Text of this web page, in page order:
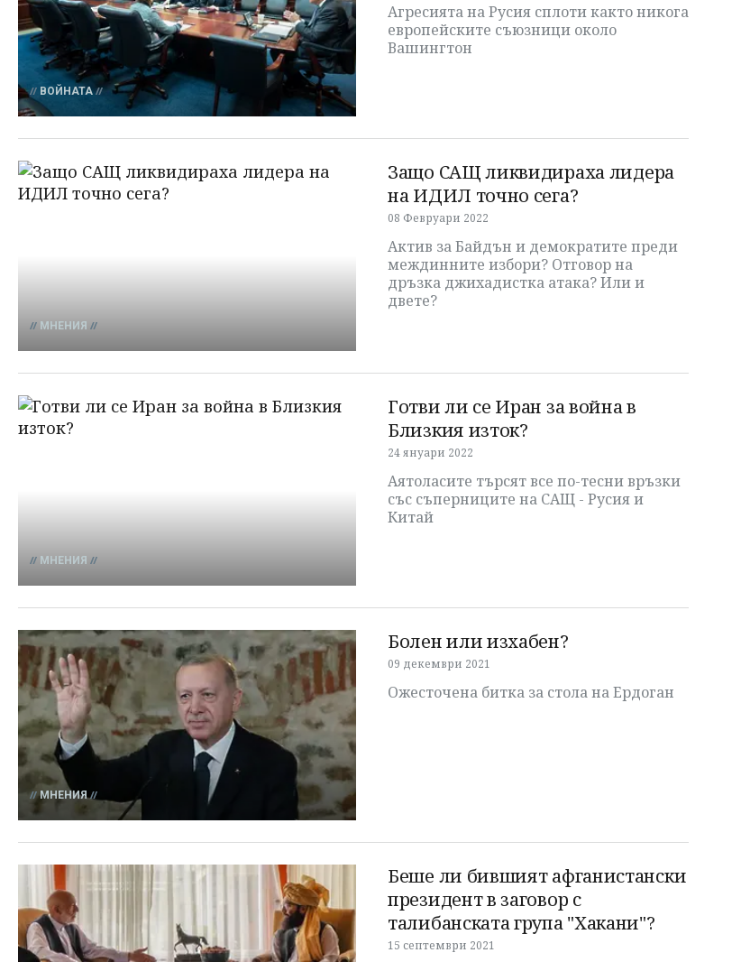
ВОЙНАТА
Агресията на Русия сплоти както никога
европейските съюзници около
Вашингтон
МНЕНИЯ
Защо САЩ ликвидираха лидера
на ИДИЛ точно сега?
08 Февруари 2022
Актив за Байдън и демократите преди
междинните избори? Отговор на
дръзка джихадистка атака? Или и
двете?
МНЕНИЯ
Готви ли се Иран за война в
Близкия изток?
24 януари 2022
Аятоласите търсят все по-тесни връзки
със съперниците на САЩ - Русия и
Китай
МНЕНИЯ
Болен или изхабен?
09 декември 2021
Ожесточена битка за стола на Ердоган
Беше ли бившият афганистански
президент в заговор с
талибанската група "Хакани"?
15 септември 2021